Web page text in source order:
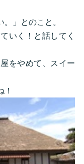
」とのこと。
いく！と話してく
をやめて、スイー